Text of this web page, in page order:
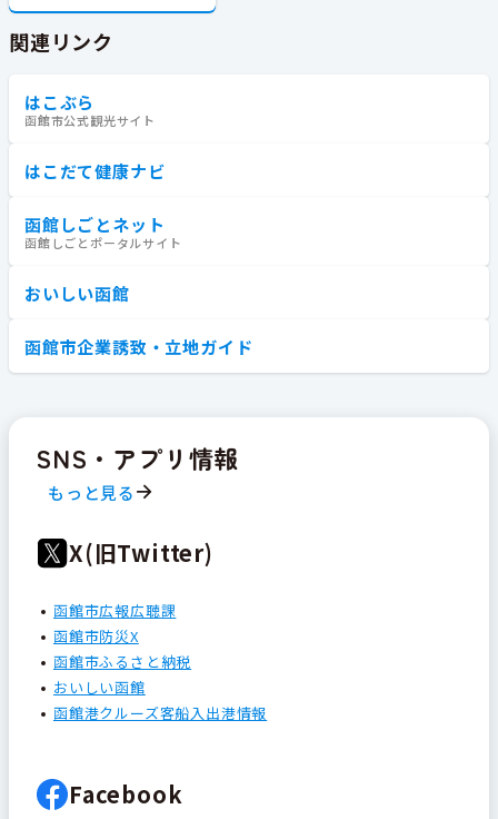
関連リンク
はこぶら
函館市公式観光サイト
はこだて健康ナビ
函館しごとネット
函館しごとポータルサイト
おいしい函館
函館市企業誘致・立地ガイド
SNS・アプリ情報
もっと見る
X(旧Twitter)
函館市広報広聴課
函館市防災X
函館市ふるさと納税
おいしい函館
函館港クルーズ客船入出港情報
Facebook